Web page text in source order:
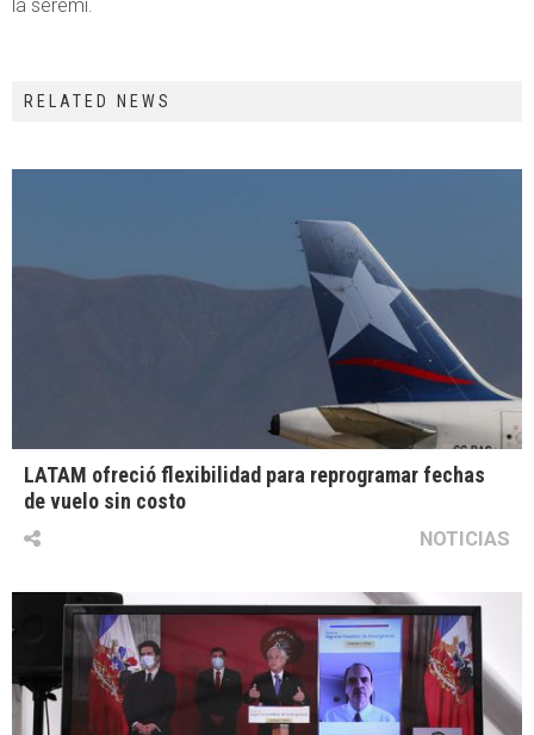
la seremi.
RELATED NEWS
LATAM ofreció flexibilidad para reprogramar fechas
de vuelo sin costo
NOTICIAS